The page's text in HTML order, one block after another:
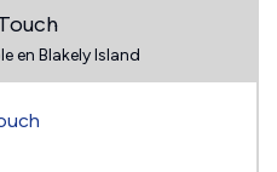
en Blakely Island